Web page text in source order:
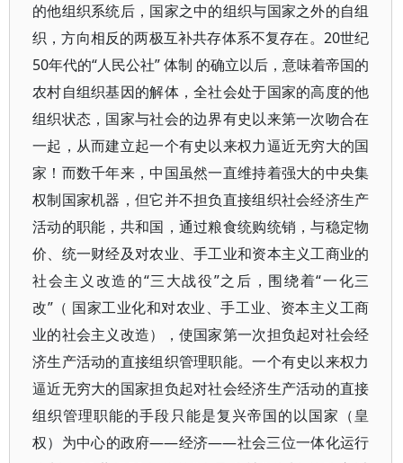
的他组织系统后，国家之中的组织与国家之外的自组
织，方向相反的两极互补共存体系不复存在。20世纪
50年代的“人民公社” 体制 的确立以后，意味着帝国的
农村自组织基因的解体，全社会处于国家的高度的他
组织状态，国家与社会的边界有史以来第一次吻合在
一起，从而建立起一个有史以来权力逼近无穷大的国
家！而数千年来，中国虽然一直维持着强大的中央集
权制国家机器，但它并不担负直接组织社会经济生产
活动的职能，共和国，通过粮食统购统销，与稳定物
价、统一财经及对农业、手工业和资本主义工商业的
社会主义改造的“三大战役”之后，围绕着“一化三
改”（ 国家工业化和对农业、手工业、资本主义工商
业的社会主义改造），使国家第一次担负起对社会经
济生产活动的直接组织管理职能。一个有史以来权力
逼近无穷大的国家担负起对社会经济生产活动的直接
组织管理职能的手段只能是复兴帝国的以国家（皇
权）为中心的政府——经济——社会三位一体化运行